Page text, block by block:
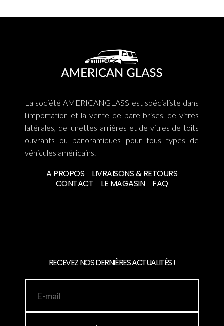
La société AMERICANGLASS est spécialiste dans
l'importation et la vente de pare-brises, de vitres
latérales, de lunettes arrières et de vitres de toits
ouvrants ou panoramiques pour tous types de
véhicules américains.
A PROPOS
LIVRAISONS & RETOURS
CONTACT
LE MAGASIN FAQ
RECEVEZ NOS DERNIÈRES ACTUALITÉS !